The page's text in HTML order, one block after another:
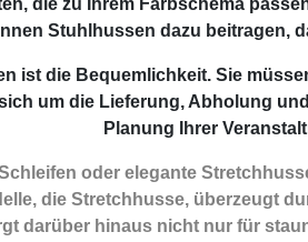
die zu Ihrem Farbschema
Stuhlhussen dazu beitragen,
ist die Bequemlichkeit. Sie
um die Lieferung, Abholung
Planung Ihrer
oder elegante
die Stretchhusse, überzeugt
darüber hinaus nicht nur für